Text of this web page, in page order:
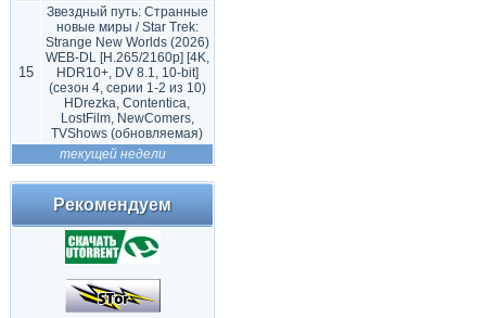
15
Звездный путь: Странные
новые миры / Star Trek:
Strange New Worlds (2026)
WEB-DL [H.265/2160p] [4K,
HDR10+, DV 8.1, 10-bit]
(сезон 4, серии 1-2 из 10)
HDrezka, Contentica,
LostFilm, NewComers,
TVShows (обновляемая)
текущей недели
Рекомендуем